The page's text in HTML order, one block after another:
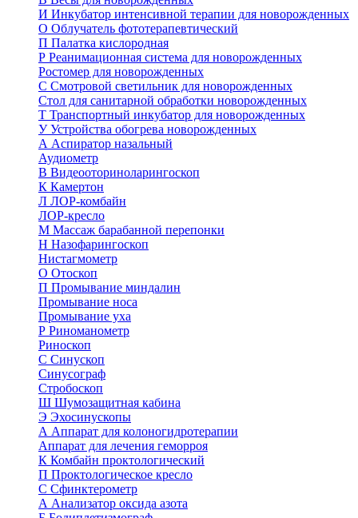
И Инкубатор интенсивной терапии для новорожденных
О Облучатель фототерапевтический
П Палатка кислородная
Р Реанимационная система для новорожденных
Ростомер для новорожденных
С Смотровой светильник для новорожденных
Стол для санитарной обработки новорожденных
Т Транспортный инкубатор для новорожденных
УУстройства обогрева новорожденных
А Аспиратор назальный
Аудиометр
В Видеооториноларингоскоп
К Камертон
Л ЛОР-комбайн
ЛОР-кресло
М Массаж барабанной перепонки
Н Назофарингоскоп
Нистагмометр
О Отоскоп
П Промывание миндалин
Промывание носа
Промывание уха
Р Риноманометр
Риноскоп
С Синускоп
Синусограф
Стробоскоп
Ш Шумозащитная кабина
Э Эхосинускопы
А Аппарат для колоногидротерапии
Аппарат для лечения геморроя
К Комбайн проктологический
П Проктологическое кресло
С Сфинктерометр
А Анализатор оксида азота